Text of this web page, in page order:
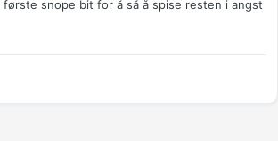
snope bit for å så å spise resten i angst